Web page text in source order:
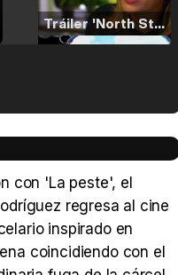
Tráiler 'North Star' (2023)
con 'La peste', el
regresa al cine
inspirado en
coincidiendo con el